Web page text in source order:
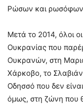
Ρώσων και
Μετά το 2014, όλοι
Ουκρανίας που
Ουκρανών, στη
Χάρκοβο, το
Οδησσό που δεν
όμως, στη ζώνη που